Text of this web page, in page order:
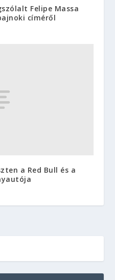
Felipe Massa
címéről
a Red Bull és a